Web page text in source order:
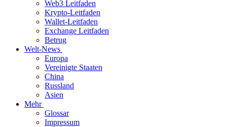
Web3 Leitfaden
Krypto-Leitfaden
Wallet-Leitfaden
Exchange Leitfaden
Betrug
Welt-News
Europa
Vereinigte Staaten
China
Russland
Asien
Mehr
Glossar
Impressum